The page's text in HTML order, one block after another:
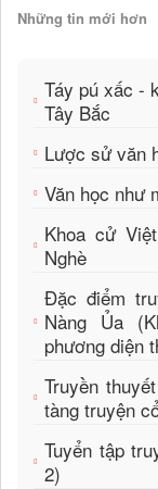
Những tin mới hơn
Táy pú xấc -
Tây Bắc
Lược sử văn
Văn học như
Khoa cử
Nghè
Đặc điểm
Nàng Ủa
phương diện
Truyền
tàng truyện
Tuyển tập
2)